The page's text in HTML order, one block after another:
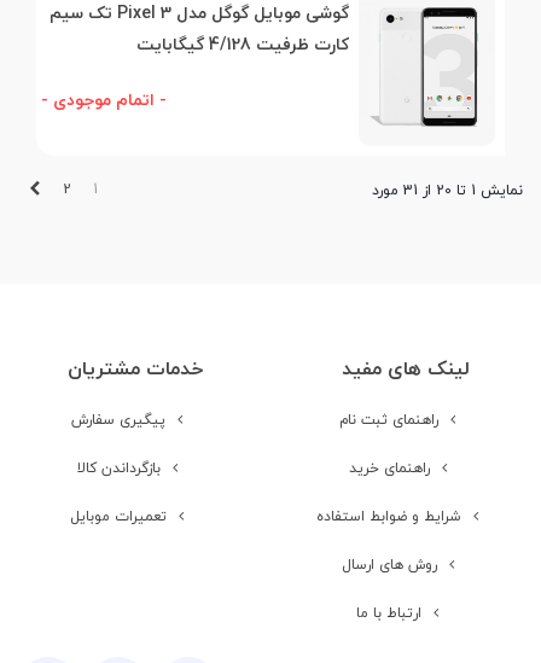
گوشی موبایل گوگل مدل Pixel 3 تک‌ سیم
کارت ظرفیت 4/128 گیگابایت
- اتمام موجودی -
نمایش 1 تا 20 از 31 مورد 1
2
لینک های مفید
راهنمای ثبت نام
راهنمای خرید
شرایط و ضوابط استفاده
روش های ارسال
ارتباط با ما
خدمات مشتریان
پیگیری سفارش
بازگرداندن کالا
تعمیرات موبایل